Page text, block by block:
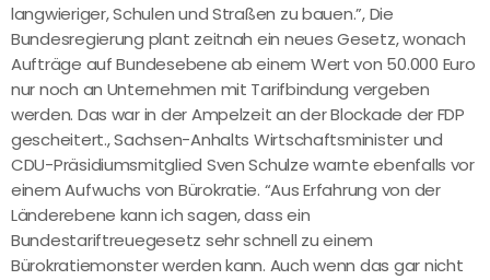
langwieriger, Schulen und Straßen zu bauen.”, Die
Bundesregierung plant zeitnah ein neues Gesetz, wonach
Aufträge auf Bundesebene ab einem Wert von 50.000 Euro
nur noch an Unternehmen mit Tarifbindung vergeben
werden. Das war in der Ampelzeit an der Blockade der FDP
gescheitert., Sachsen-Anhalts Wirtschaftsminister und
CDU-Präsidiumsmitglied Sven Schulze warnte ebenfalls vor
einem Aufwuchs von Bürokratie. “Aus Erfahrung von der
Länderebene kann ich sagen, dass ein
Bundestariftreuegesetz sehr schnell zu einem
Bürokratiemonster werden kann. Auch wenn das gar nicht